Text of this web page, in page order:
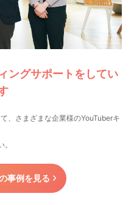
ングサポートをしてい
、さまざまな企業様のYouTuberキ
事例を見る